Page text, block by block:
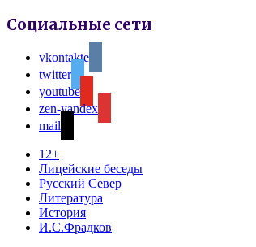
Социальные сети
vkontakte
twitter
youtube
zen-yandex
mail
12+
Лицейские беседы
Русский Север
Литература
История
И.С.Фрадков